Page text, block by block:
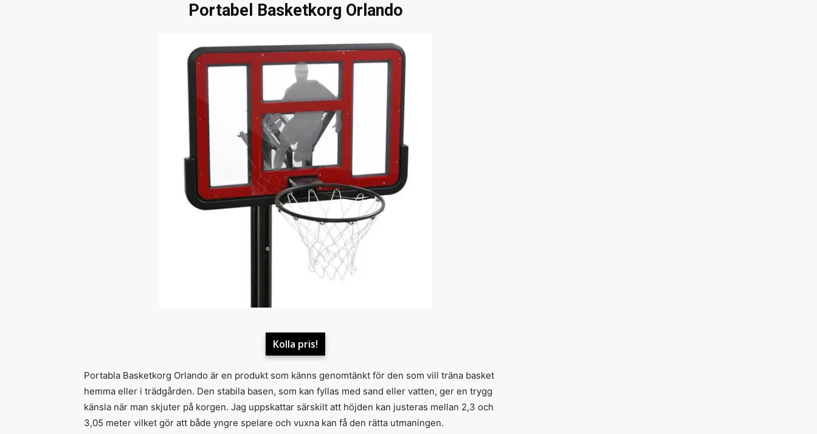
Portabel Basketkorg Orlando
Kolla pris!
Portabla Basketkorg Orlando är en produkt som känns genomtänkt för den som vill träna basket
hemma eller i trädgården. Den stabila basen, som kan fyllas med sand eller vatten, ger en trygg
känsla när man skjuter på korgen. Jag uppskattar särskilt att höjden kan justeras mellan 2,3 och
3,05 meter vilket gör att både yngre spelare och vuxna kan få den rätta utmaningen.